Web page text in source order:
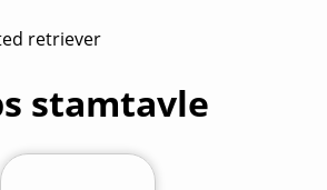
stamtavle